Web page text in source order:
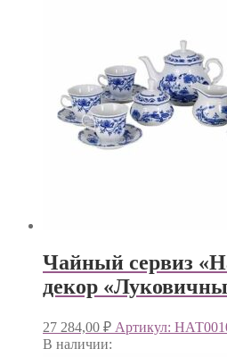
Чайный сервиз
декор
27 284,00 ₽ Артикул:
В наличии: